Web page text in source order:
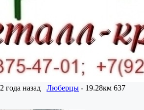
2 года назад Люберцы - 19.28км 637